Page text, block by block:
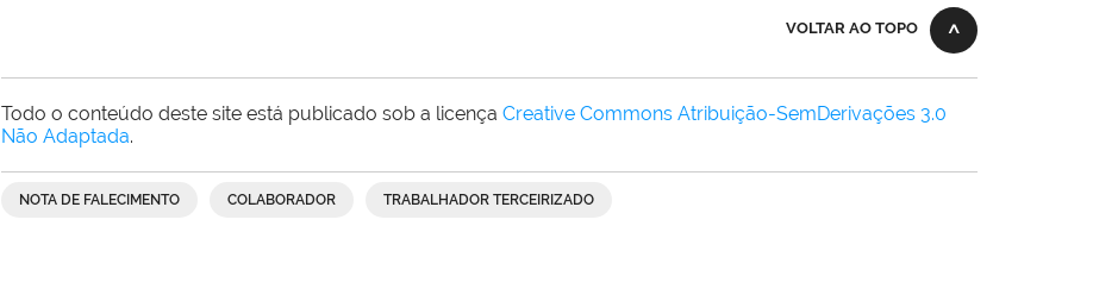
VOLTAR AO TOPO
Todo o conteúdo deste site está publicado sob a licença Creative Commons Atribuição-SemDerivações 3.0
Não Adaptada.
NOTA DE FALECIMENTO COLABORADOR TRABALHADOR TERCEIRIZADO